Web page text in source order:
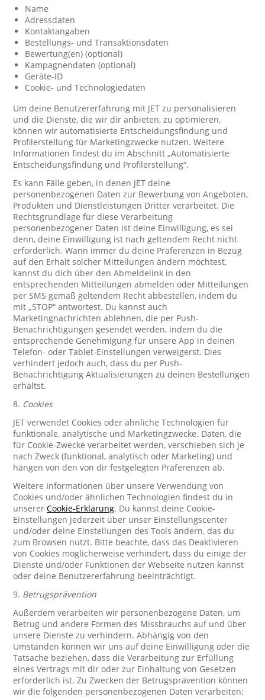
Name
Adressdaten
Kontaktangaben
Bestellungs- und Transaktionsdaten
Bewertung(en) (optional)
Kampagnendaten (optional)
Geräte-ID
Cookie- und Technologiedaten
Um deine Benutzererfahrung mit JET zu personalisieren
und die Dienste, die wir dir anbieten, zu optimieren,
können wir automatisierte Entscheidungsfindung und
Profilerstellung für Marketingzwecke nutzen. Weitere
Informationen findest du im Abschnitt „Automatisierte
Entscheidungsfindung und Profilerstellung“.
Es kann Fälle geben, in denen JET deine
personenbezogenen Daten zur Bewerbung von Angeboten,
Produkten und Dienstleistungen Dritter verarbeitet. Die
Rechtsgrundlage für diese Verarbeitung
personenbezogener Daten ist deine Einwilligung, es sei
denn, deine Einwilligung ist nach geltendem Recht nicht
erforderlich. Wann immer du deine Präferenzen in Bezug
auf den Erhalt solcher Mitteilungen ändern möchtest,
kannst du dich über den Abmeldelink in den
entsprechenden Mitteilungen abmelden oder Mitteilungen
per SMS gemäß geltendem Recht abbestellen, indem du
mit „STOP“ antwortest. Du kannst auch
Marketingnachrichten ablehnen, die per Push-
Benachrichtigungen gesendet werden, indem du die
entsprechende Genehmigung für unsere App in deinen
Telefon- oder Tablet-Einstellungen verweigerst. Dies
verhindert jedoch auch, dass du per Push-
Benachrichtigung Aktualisierungen zu deinen Bestellungen
erhältst.
8. Cookies
JET verwendet Cookies oder ähnliche Technologien für
funktionale, analytische und Marketingzwecke. Daten, die
für Cookie-Zwecke verarbeitet werden, verschieben sich je
nach Zweck (funktional, analytisch oder Marketing) und
hängen von den von dir festgelegten Präferenzen ab.
Weitere Informationen über unsere Verwendung von
Cookies und/oder ähnlichen Technologien findest du in
unsererCookie-Erklärung. Du kannst deine Cookie-
Einstellungen jederzeit über unser Einstellungscenter
und/oder deine Einstellungen des Tools ändern, das du
zum Browsen nutzt. Bitte beachte, dass das Deaktivieren
von Cookies möglicherweise verhindert, dass du einige der
Dienste und/oder Funktionen der Webseite nutzen kannst
oder deine Benutzererfahrung beeinträchtigt.
9. Betrugsprävention
Außerdem verarbeiten wir personenbezogene Daten, um
Betrug und andere Formen des Missbrauchs auf und über
unsere Dienste zu verhindern. Abhängig von den
Umständen können wir uns auf deine Einwilligung oder die
Tatsache beziehen, dass die Verarbeitung zur Erfüllung
eines Vertrags mit dir oder zur Einhaltung von Gesetzen
erforderlich ist. Zu Zwecken der Betrugsprävention können
wir die folgenden personenbezogenen Daten verarbeiten: